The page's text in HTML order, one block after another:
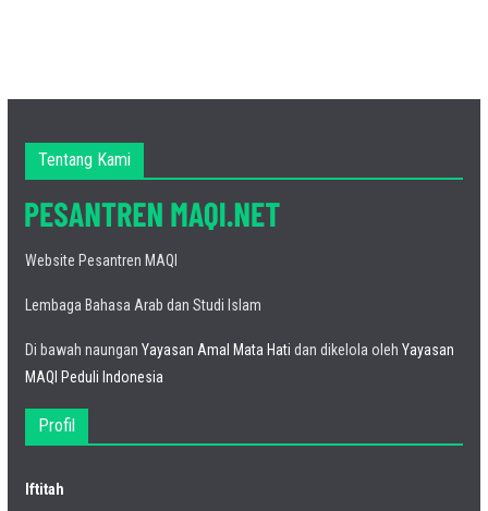
Tentang Kami
Website Pesantren MAQI
Lembaga Bahasa Arab dan Studi Islam
Di bawah naungan Yayasan Amal Mata Hati dan dikelola oleh Yayasan
MAQI Peduli Indonesia
Profil
Iftitah